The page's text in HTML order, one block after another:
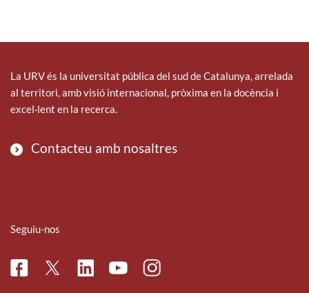
La URV és la universitat pública del sud de Catalunya, arrelada
al territori, amb visió internacional, pròxima en la docència i
excel·lent en la recerca.
Contacteu amb nosaltres
Seguiu-nos
FacebookTwitterLinkedinYoutubeInstagram